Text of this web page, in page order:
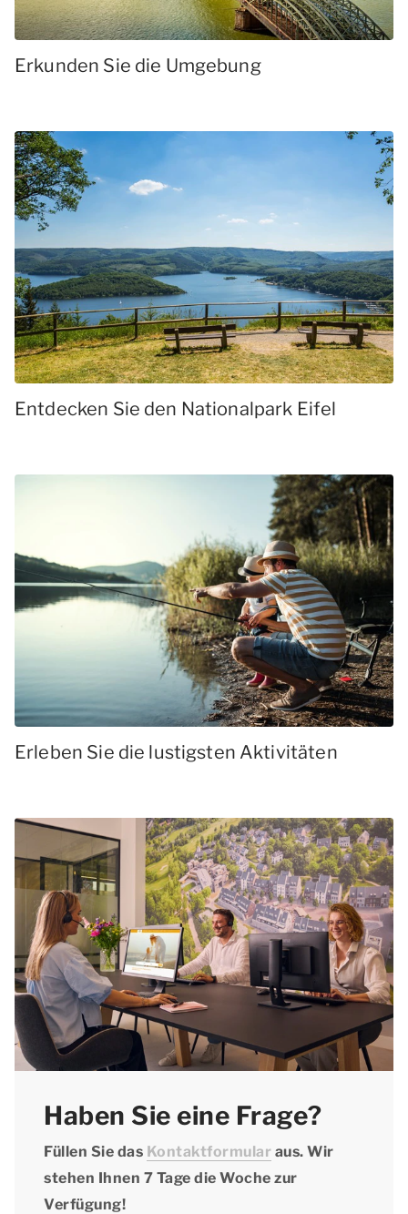
Erkunden Sie die Umgebung
Entdecken Sie den Nationalpark Eifel
Erleben Sie die lustigsten Aktivitäten
Haben Sie eine Frage?
Füllen Sie das Kontaktformular aus. Wir
stehen Ihnen 7 Tage die Woche zur
Verfügung!